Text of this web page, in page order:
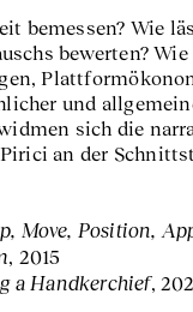
bemessen? Wie
bewerten?
und
sich die
an der
Move, Position,
, 2015
a Handkerchief,